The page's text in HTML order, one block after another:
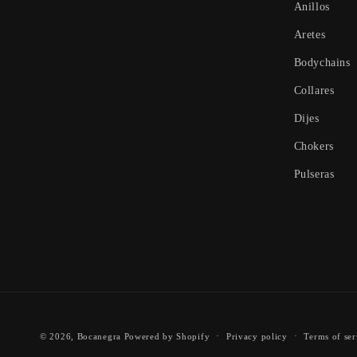
Anillos
Aretes
Bodychains
Collares
Dijes
Chokers
Pulseras
© 2026, Bocanegra Powered by Shopify Privacy policy Terms of